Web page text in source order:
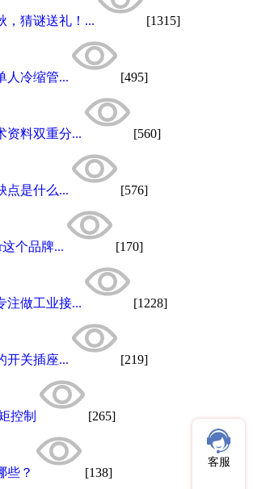
，猜谜送礼！... [1315]
人冷缩管... [495]
资料双重分... [560]
点是什么... [576]
个品牌... [170]
做工业接... [1228]
开关插座... [219]
控制 [265]
些？ [138]
客服